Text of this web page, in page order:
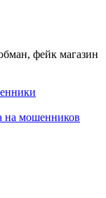
фейк магазин
на мошенников